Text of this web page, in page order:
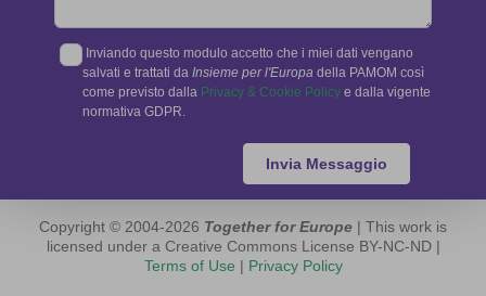
Inviando questo modulo accetto che i miei dati vengano
salvati e trattati da Insieme per l'Europa della PAMOM così
come previsto dalla Privacy & Cookie Policy e dalla vigente
normativa GDPR.
Invia Messaggio
Copyright © 2004-2026 Together for Europe | This work is
licensed under a Creative Commons License BY-NC-ND |
Terms of Use | Privacy Policy